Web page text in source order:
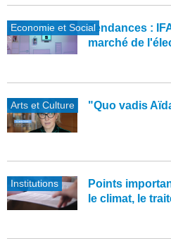
Economie et SocialTendances :
marché de
Arts et Culture "Quo vadis
Institutions
Points
le climat, le